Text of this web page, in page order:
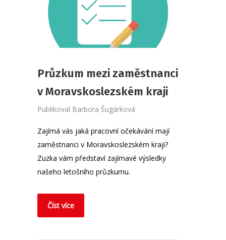
Průzkum mezi zaměstnanci
v Moravskoslezském kraji
Publikoval Barbora Šugárková
Zajímá vás jaká pracovní očekávání mají
zaměstnanci v Moravskoslezském kraji?
Zuzka vám představí zajímavé výsledky
našeho letošního průzkumu.
Číst více